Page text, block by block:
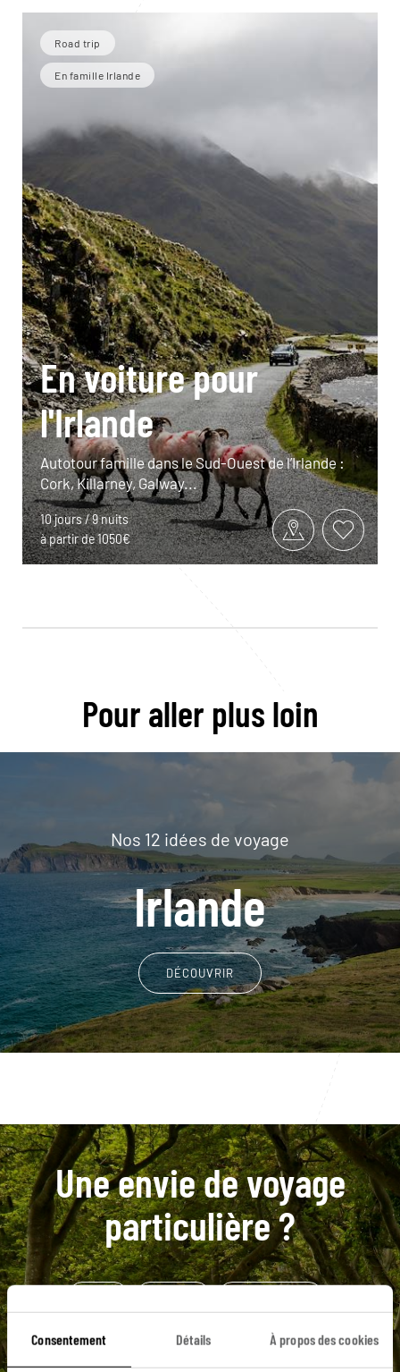
Consentement Détails À propos des cookies
Road trip
En famille Irlande
En voiture pour
l'Irlande
Autotour famille dans le Sud-Ouest de l’Irlande :
Cork, Killarney, Galway...
10 jours / 9 nuits
à partir de 1050€
Pour aller plus loin
Nos 12 idées de voyage
Irlande
DÉCOUVRIR
Une envie de voyage
particulière ?
Clifden Dingle et sa péninsule Galway